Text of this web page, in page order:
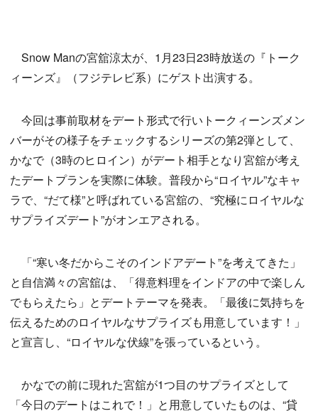
Snow Manの宮舘涼太が、1月23日23時放送の『トーク
ィーンズ』（フジテレビ系）にゲスト出演する。
今回は事前取材をデート形式で行いトークィーンズメン
バーがその様子をチェックするシリーズの第2弾として、
かなで（3時のヒロイン）がデート相手となり宮舘が考え
たデートプランを実際に体験。普段から“ロイヤル”なキャ
ラで、“だて様”と呼ばれている宮舘の、“究極にロイヤルな
サプライズデート”がオンエアされる。
「“寒い冬だからこそのインドアデート”を考えてきた」
と自信満々の宮舘は、「得意料理をインドアの中で楽しん
でもらえたら」とデートテーマを発表。「最後に気持ちを
伝えるためのロイヤルなサプライズも用意しています！」
と宣言し、“ロイヤルな伏線”を張っているという。
かなでの前に現れた宮舘が1つ目のサプライズとして
「今日のデートはこれで！」と用意していたものは、“貸